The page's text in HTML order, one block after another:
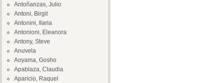
Antoñanzas, Julio
Antoni, Birgit
Antonini, Ilaria
Antonioni, Eleanora
Antony, Steve
Anuvela
Aoyama, Gosho
Apablaza, Claudia
Aparicio, Raquel